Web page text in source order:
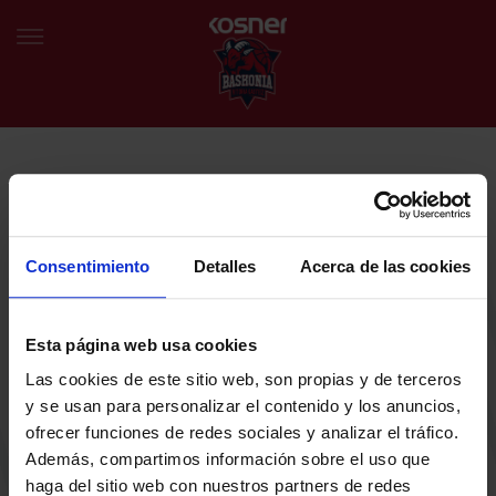
Consentimiento Detalles Acerca de las cookies
Esta página web usa cookies
Las cookies de este sitio web, son propias y de terceros
y se usan para personalizar el contenido y los anuncios,
ofrecer funciones de redes sociales y analizar el tráfico.
Además, compartimos información sobre el uso que
haga del sitio web con nuestros partners de redes
BERRIAK
SARRERAK
ABONATUAK
EGUTEGIA
Egin bat gure harmaila birtualarekin eta izan lehena klubaren
azken albiste eta promozioen berri izaten.
Baskoniaren Pribatutasun politika irakurri eta onartzen dut eta
Baskoniaren jarduerei, produktuei, zerbitzuei, lehiaketei, eskaintzei
eta/edo sustapenei buruzko komunikazio elektronikoak jaso nahi ditut.
DENDA OFIZIALA BASKONIA
SARRERAK